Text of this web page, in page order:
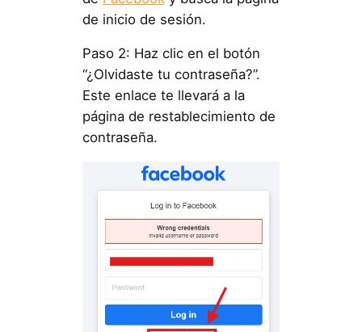
de inicio de sesión.
Paso 2: Haz clic en el botón
“¿Olvidaste tu contraseña?”.
Este enlace te llevará a la
página de restablecimiento de
contraseña.